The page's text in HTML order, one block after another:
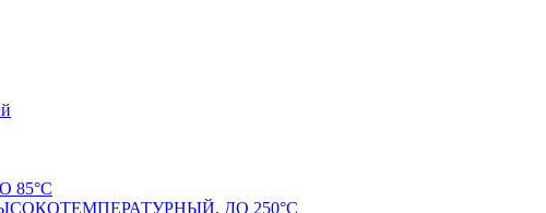
85°С
ДО 250°С